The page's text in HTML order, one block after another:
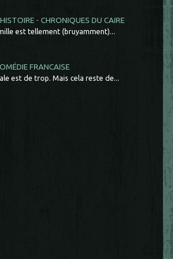
- CHRONIQUES DU CAIRE
est tellement (bruyamment)...
FRANCAISE
est de trop. Mais cela reste de...